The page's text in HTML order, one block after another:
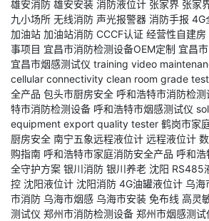
雄安消防 雄安安装 消防液位计 张家界 张家
九小场所 无线消防 声光报警器 消防手报 4G
加油站 加油站消防 CCCF认证 经营性自建房
事项目 宜昌市消防检测设备OEM定制 宜昌市
宜昌市烟感测试仪 training video
cellular connectivity clean room grade
全产品 包头市厨房安全 呼和浩特市消防检测
特市消防检测设备 呼和浩特市烟感测试仪
equipment export quality tester 鹤岗市家
厨房安全 南宁五象远程液位计 远程液位计
购指南 呼和浩特市家庭消防安全产品 呼和
全守护方案 银川消防 银川养老 沈阳 RS485
控 沈阳液位计 沈阳消防 4G油罐液位计 乌海
市消防 乌海市烟感 乌海市安装 免布线 高灵
测试仪 郑州市消防检测设备 郑州市烟感测试